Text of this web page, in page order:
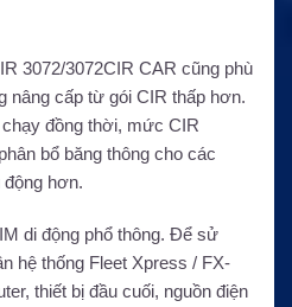
3072/3072CIR CAR cũng phù
nâng cấp từ gói CIR thấp hơn.
đồng thời, mức CIR
bổ băng thông cho các
hơn.
di động phổ thông. Để sử
hệ thống Fleet Xpress / FX-
thiết bị đầu cuối, nguồn điện